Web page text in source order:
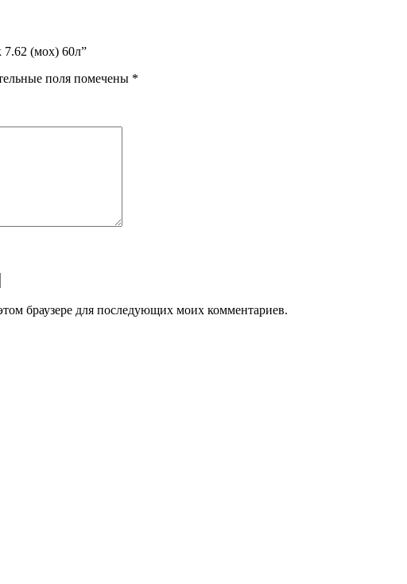
7.62 (мох) 60л”
поля помечены *
браузере для последующих моих комментариев.